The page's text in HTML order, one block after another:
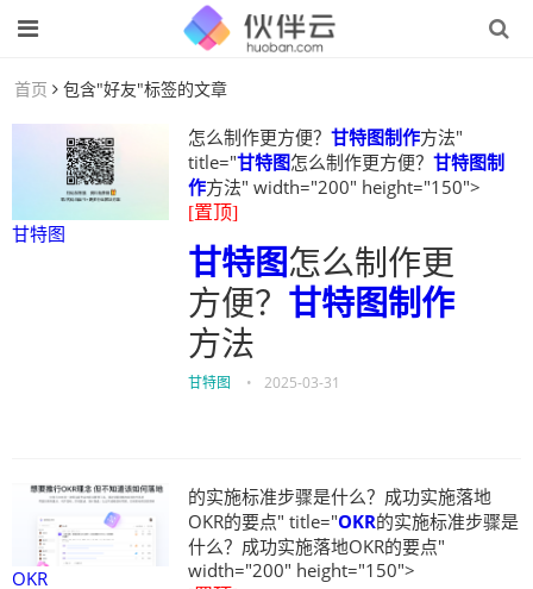
首页 包含"好友"标签的文章
甘特图
怎么制作更方便？ 甘特图制作方法"
title="甘特图怎么制作更方便？ 甘特图制
作方法" width="200" height="150">
[置顶]
甘特图怎么制作更
方便？ 甘特图制作
方法
甘特图 • 2025-03-31
OKR
的实施标准步骤是什么？成功实施落地
OKR的要点" title="OKR的实施标准步骤是
什么？成功实施落地OKR的要点"
width="200" height="150">